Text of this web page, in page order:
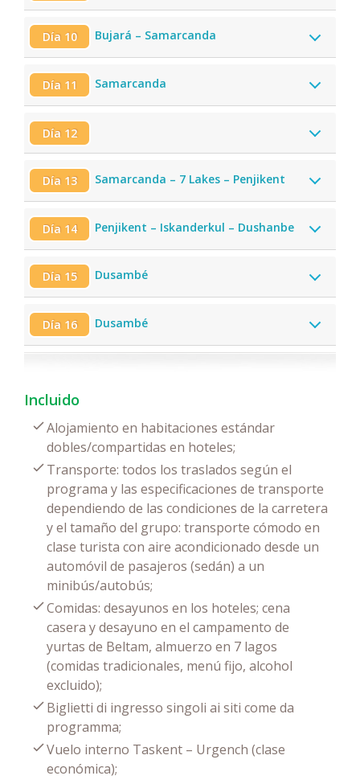
Día 10 Bujará – Samarcanda
Día 11 Samarcanda
Día 12
Día 13 Samarcanda – 7 Lakes – Penjikent
Día 14 Penjikent – Iskanderkul – Dushanbe
Día 15 Dusambé
Día 16 Dusambé
Incluido
Alojamiento en habitaciones estándar
dobles/compartidas en hoteles;
Transporte: todos los traslados según el
programa y las especificaciones de transporte
dependiendo de las condiciones de la carretera
y el tamaño del grupo: transporte cómodo en
clase turista con aire acondicionado desde un
automóvil de pasajeros (sedán) a un
minibús/autobús;
Comidas: desayunos en los hoteles; cena
casera y desayuno en el campamento de
yurtas de Beltam, almuerzo en 7 lagos
(comidas tradicionales, menú fijo, alcohol
excluido);
Biglietti di ingresso singoli ai siti come da
programma;
Vuelo interno Taskent – Urgench (clase
económica);